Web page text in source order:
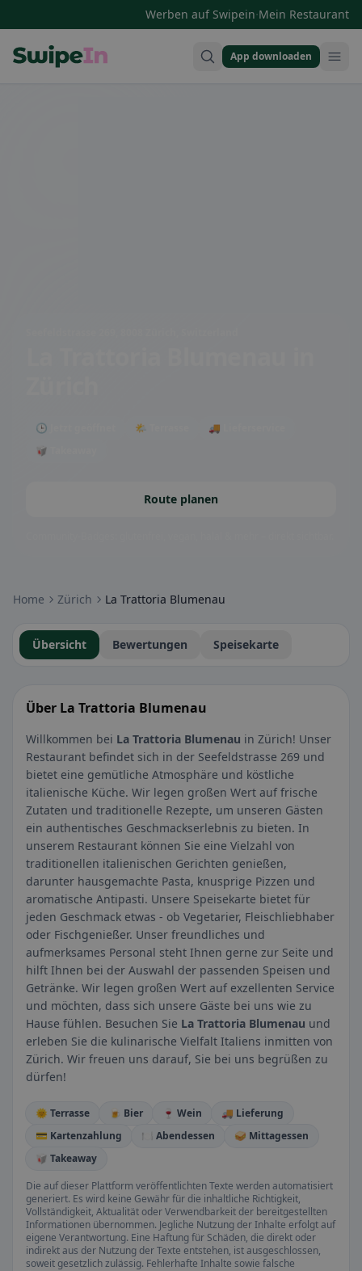
Werben auf Swipein·Mein Restaurant
App downloaden
🕒 Jetzt geöffnet 🌤 Terrasse
🚚 Lieferservice
🥡 Takeaway
Route planen
Home Zürich La Trattoria Blumenau
Übersicht Bewertungen Speisekarte
Über La Trattoria Blumenau
Willkommen bei La Trattoria Blumenau in Zürich! Unser
Restaurant befindet sich in der Seefeldstrasse 269 und
bietet eine gemütliche Atmosphäre und köstliche
italienische Küche. Wir legen großen Wert auf frische
Zutaten und traditionelle Rezepte, um unseren Gästen
ein authentisches Geschmackserlebnis zu bieten. In
unserem Restaurant können Sie eine Vielzahl von
traditionellen italienischen Gerichten genießen,
darunter hausgemachte Pasta, knusprige Pizzen und
aromatische Antipasti. Unsere Speisekarte bietet für
jeden Geschmack etwas - ob Vegetarier, Fleischliebhaber
oder Fischgenießer. Unser freundliches und
aufmerksames Personal steht Ihnen gerne zur Seite und
hilft Ihnen bei der Auswahl der passenden Speisen und
Getränke. Wir legen großen Wert auf exzellenten Service
und möchten, dass sich unsere Gäste bei uns wie zu
Hause fühlen. Besuchen Sie La Trattoria Blumenau und
erleben Sie die kulinarische Vielfalt Italiens inmitten von
Zürich. Wir freuen uns darauf, Sie bei uns begrüßen zu
dürfen!
🌞 Terrasse 🍺 Bier 🍷 Wein
🚚 Lieferung
💳 Kartenzahlung
🍽️ Abendessen
🥪 Mittagessen
🥡 Takeaway
Die auf dieser Plattform veröffentlichten Texte werden automatisiert
generiert. Es wird keine Gewähr für die inhaltliche Richtigkeit,
Vollständigkeit, Aktualität oder Verwendbarkeit der bereitgestellten
Informationen übernommen. Jegliche Nutzung der Inhalte erfolgt auf
eigene Verantwortung. Eine Haftung für Schäden, die direkt oder
indirekt aus der Nutzung der Texte entstehen, ist ausgeschlossen,
soweit gesetzlich zulässig. Fehlerhafte Inhalte sowie falsche